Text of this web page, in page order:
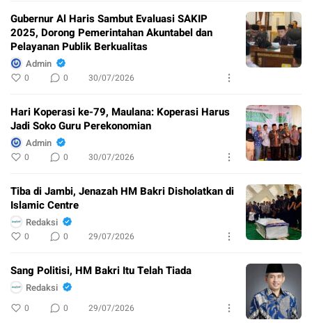
Gubernur Al Haris Sambut Evaluasi SAKIP
2025, Dorong Pemerintahan Akuntabel dan
Pelayanan Publik Berkualitas
Admin
0 0 30/07/2026
Hari Koperasi ke-79, Maulana: Koperasi Harus
Jadi Soko Guru Perekonomian
Admin
0 0 30/07/2026
Tiba di Jambi, Jenazah HM Bakri Disholatkan di
Islamic Centre
Redaksi
0 0 29/07/2026
Sang Politisi, HM Bakri Itu Telah Tiada
Redaksi
0 0 29/07/2026